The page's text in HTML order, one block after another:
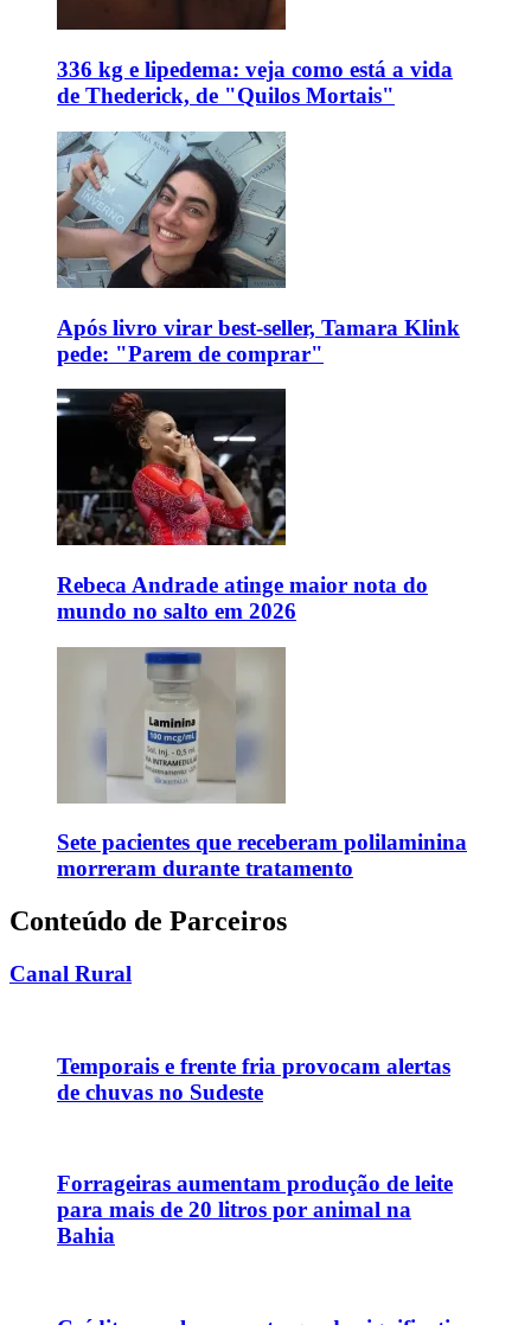
336 kg e lipedema: veja como está a vida
de Thederick, de "Quilos Mortais"
Após livro virar best-seller, Tamara Klink
pede: "Parem de comprar"
Rebeca Andrade atinge maior nota do
mundo no salto em 2026
Sete pacientes que receberam polilaminina
morreram durante tratamento
Conteúdo de Parceiros
Canal Rural
Temporais e frente fria provocam alertas
de chuvas no Sudeste
Forrageiras aumentam produção de leite
para mais de 20 litros por animal na
Bahia